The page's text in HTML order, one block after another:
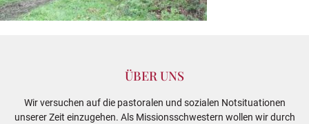
ÜBER UNS
Wir versuchen auf die pastoralen und sozialen Notsituationen
unserer Zeit einzugehen. Als Missionsschwestern wollen wir durch